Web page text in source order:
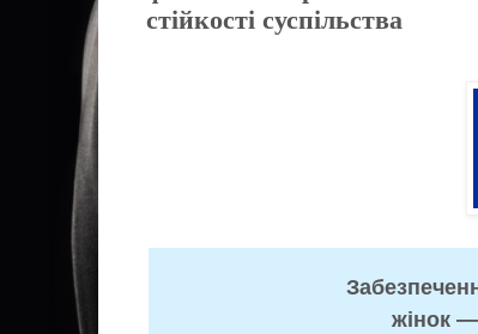
стійкості суспільства
жінок